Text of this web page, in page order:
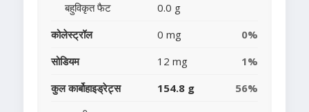
बहुविकृत फैट
0.0 g
कोलेस्ट्रॉल
0 mg
0%
सोडियम
12 mg
1%
कुल कार्बोहाइड्रेट्स
154.8 g
56%